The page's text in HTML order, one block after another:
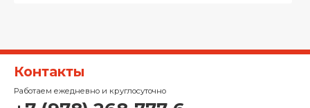
Контакты
Работаем ежедневно и круглосуточно